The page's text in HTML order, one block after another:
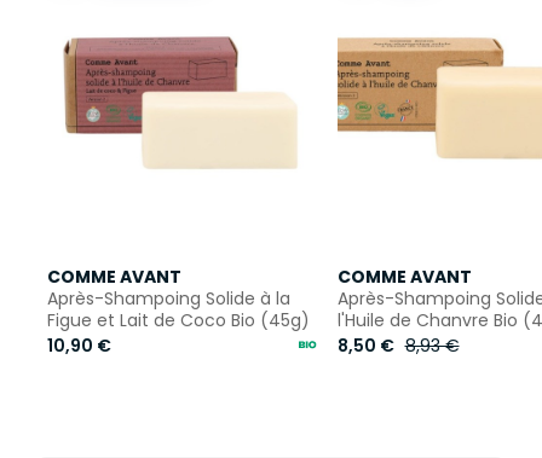
COMME AVANT
Après-Shampoing Solide à la
Figue et Lait de Coco Bio (45g)
10,90 €
COMME AVANT
Après-Shampoing
l'Huile de Chanvre Bio
8,50 € 8,93 €